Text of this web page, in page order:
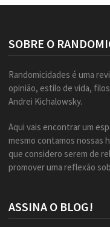
SOBRE O
Randomicidades é uma
opinião, estilo de vida,
Andrei Kichalowsky.
Aqui vais encontrar um
mesmo contamos nossas
que considero serem de
promover uma reflexão
ASSINA O BLOG!